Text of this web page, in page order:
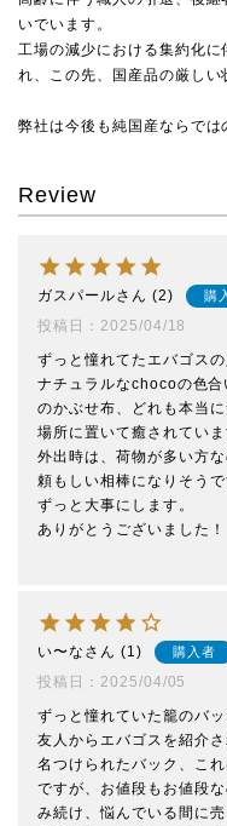
いでいます。
工場の減少における集約化
れ、この先、国産品の厳しい
弊社は今後も純国産ならでは
Review
ガスパール 2 購
投稿日
2025/04/18
ずっと憧れてたエバゴスの
ナチュラルなchocoの色
のかぶせ布、どれも本当
場所に置いて癒されていま
外出時は、荷物が多い方
頼もしい相棒になりそうで
ずっと大事にします。
ありがとうございました！
い〜な 1 購入者
投稿日
2025/04/05
ずっと憧れていた籠のバッ
友人からエバゴスを紹介
名つけられたバック、こ
ですが、お値段もお値段
み続け、悩んでいる間に